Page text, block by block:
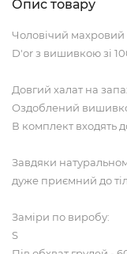
Опис товару
Чоловічий махровий
D'or з вишивкою зі
Довгий халат на
Оздоблений
В комплект входять
Завдяки
дуже приємний до
Заміри по виробу:
S